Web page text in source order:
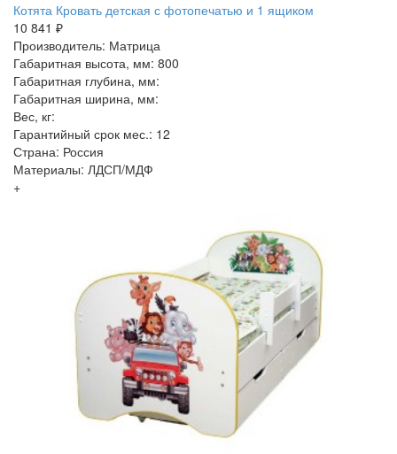
Котята Кровать детская с фотопечатью и 1 ящиком
10 841 ₽
Производитель: Матрица
Габаритная высота, мм: 800
Габаритная глубина, мм:
Габаритная ширина, мм:
Вес, кг:
Гарантийный срок мес.: 12
Страна: Россия
Материалы: ЛДСП/МДФ
+